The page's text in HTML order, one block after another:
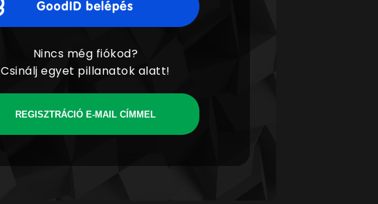
Nincs még fiókod?
Csinálj egyet pillanatok alatt!
REGISZTRÁCIÓ E-MAIL CÍMMEL